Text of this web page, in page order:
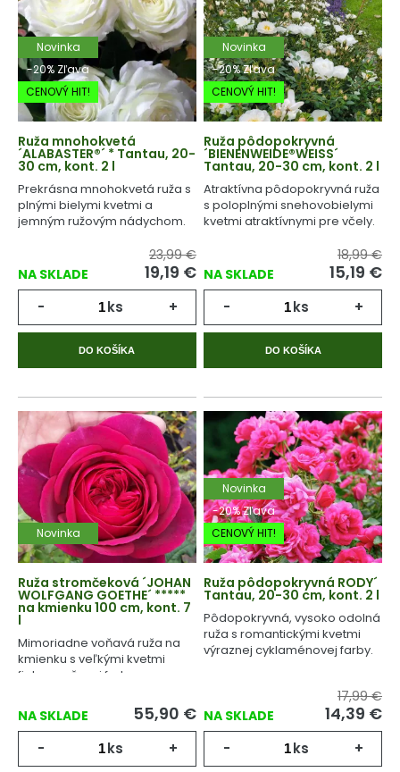
Novinka
-20% Zľava
CENOVÝ HIT!
Ruža mnohokvetá
´ALABASTER®´ * Tantau, 20-
30 cm, kont. 2 l
Prekrásna mnohokvetá ruža s
plnými bielymi kvetmi a
jemným ružovým nádychom.
NA SKLADE
23,99 €
19,19 €
- ks +
DO KOŠÍKA
Novinka
-20% Zľava
CENOVÝ HIT!
Ruža pôdopokryvná
´BIENENWEIDE®WEISS´
Tantau, 20-30 cm, kont. 2 l
Atraktívna pôdopokryvná ruža
s poloplnými snehovobielymi
kvetmi atraktívnymi pre včely.
NA SKLADE
18,99 €
15,19 €
- ks +
DO KOŠÍKA
Novinka
Ruža stromčeková ´JOHAN
WOLFGANG GOETHE´ *****
na kmienku 100 cm, kont. 7
l
Mimoriadne voňavá ruža na
kmienku s veľkými kvetmi
fialovo ružovej farby.
NA SKLADE 55,90 €
- ks +
Novinka
-20% Zľava
CENOVÝ HIT!
Ruža pôdopokryvná RODY´
Tantau, 20-30 cm, kont. 2 l
Pôdopokryvná, vysoko odolná
ruža s romantickými kvetmi
výraznej cyklaménovej farby.
NA SKLADE
17,99 €
14,39 €
- ks +